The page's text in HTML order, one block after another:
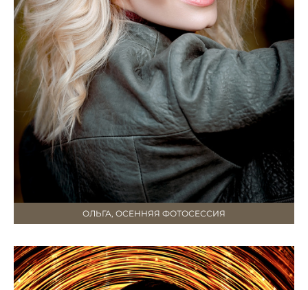
ОЛЬГА, ОСЕННЯЯ ФОТОСЕССИЯ